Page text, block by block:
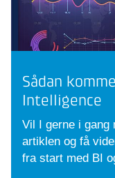
Sådan
Intelligence
Vil I gerne i
artiklen og få
fra start med BI